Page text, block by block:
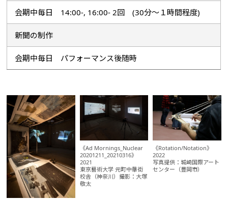
会期中毎日 14:00-, 16:00- 2回 (30分～１時間程度)
新聞の制作
会期中毎日 パフォーマンス後随時
《Ad Mornings_Nuclear
20201211_20210316》
2021
東京藝術大学 元町中華街
校舎（神奈川）撮影：大塚
敬太
《Rotation/Notation》
2022
写真提供：城崎国際アート
センター（豊岡市）